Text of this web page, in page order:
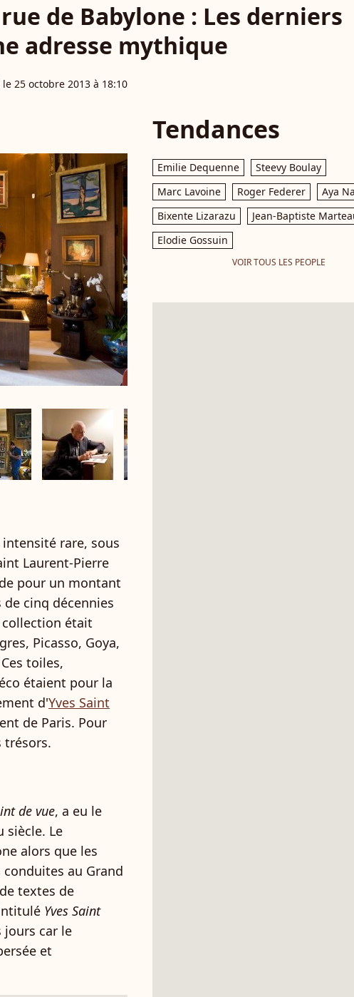
de Babylone : Les derniers
adresse mythique
25 octobre 2013 à 18:10
intensité rare, sous
Laurent-Pierre
pour un montant
cinq décennies
était
Picasso, Goya,
toiles,
étaient pour la
d'Yves Saint
de Paris. Pour
trésors.
de vue, a eu le
siècle. Le
alors que les
au Grand
textes de
Yves Saint
jours car le
et
Tendances
Emilie Dequenne
Steevy Boulay
Marc Lavoine
Roger Federer
Aya
Bixente Lizarazu
Jean-Baptiste
Elodie Gossuin
VOIR TOUS LES PEOPLE